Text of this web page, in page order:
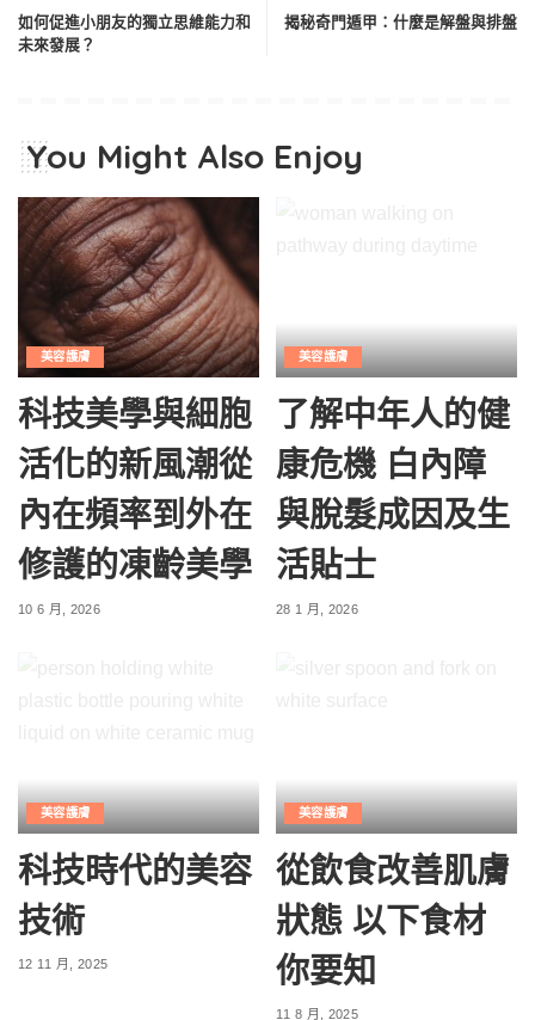
如何促進小朋友的獨立思維能力和
未來發展？
揭秘奇門遁甲：什麼是解盤與排盤
You Might Also Enjoy
美容護膚
科技美學與細胞
活化的新風潮從
內在頻率到外在
修護的凍齡美學
10 6 月, 2026
美容護膚
了解中年人的健
康危機 白內障
與脫髮成因及生
活貼士
28 1 月, 2026
美容護膚
科技時代的美容
技術
12 11 月, 2025
美容護膚
從飲食改善肌膚
狀態 以下食材
你要知
11 8 月, 2025